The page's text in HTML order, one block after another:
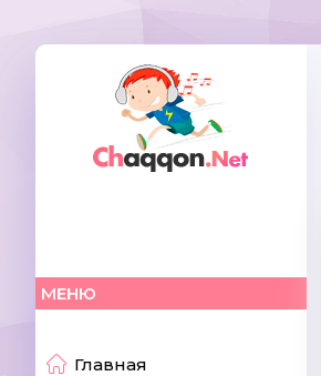
МЕНЮ
Главная